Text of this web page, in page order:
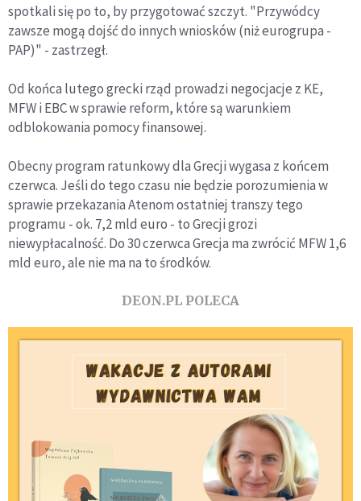
spotkali się po to, by przygotować szczyt. "Przywódcy
zawsze mogą dojść do innych wniosków (niż eurogrupa -
PAP)" - zastrzegł.
Od końca lutego grecki rząd prowadzi negocjacje z KE,
MFW i EBC w sprawie reform, które są warunkiem
odblokowania pomocy finansowej.
Obecny program ratunkowy dla Grecji wygasa z końcem
czerwca. Jeśli do tego czasu nie będzie porozumienia w
sprawie przekazania Atenom ostatniej transzy tego
programu - ok. 7,2 mld euro - to Grecji grozi
niewypłacalność. Do 30 czerwca Grecja ma zwrócić MFW 1,6
mld euro, ale nie ma na to środków.
DEON.PL POLECA